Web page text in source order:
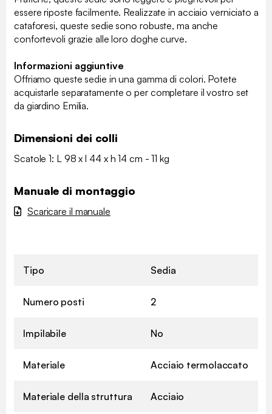
essere riposte facilmente. Realizzate in acciaio verniciato a
cataforesi, queste sedie sono robuste, ma anche
confortevoli grazie alle loro doghe curve.
Informazioni aggiuntive
Offriamo queste sedie in una gamma di colori. Potete
acquistarle separatamente o per completare il vostro set
da giardino Emilia.
Dimensioni dei colli
Scatole 1: L 98 x l 44 x h 14 cm - 11 kg
Manuale di montaggio
Scaricare il manuale
Tipo Sedia
Numero posti 2
Impilabile No
Materiale Acciaio termolaccato
Materiale della struttura Acciaio